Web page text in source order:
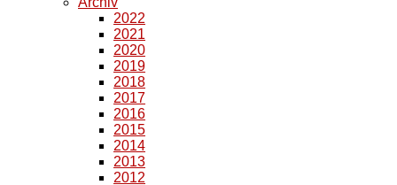
2022
2021
2020
2019
2018
2017
2016
2015
2014
2013
2012